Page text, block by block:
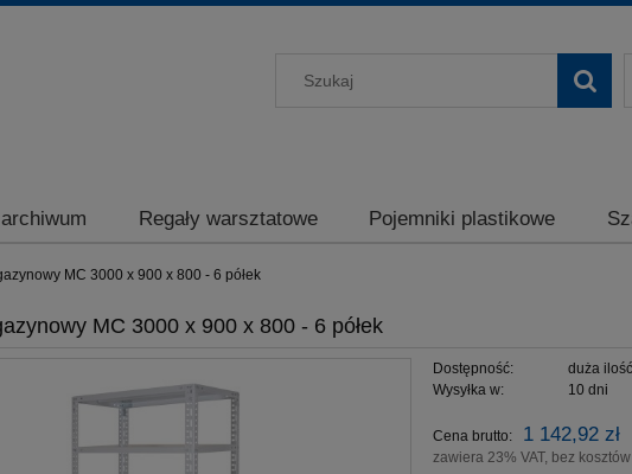
Regały warsztatowe Pojemniki plastikowe
MC 3000 x 900 x 800 - 6 półek
MC 3000 x 900 x 800 - 6 półek
Dostępność:
duża ilość
Wysyłka w:
10 dni
Cena brutto: 1 142,92 zł
zawiera 23% VAT, bez